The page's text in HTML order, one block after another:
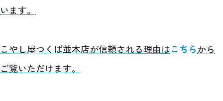
います。
こやし屋つくば並木店が信頼される理由はこちらから
ご覧いただけます。